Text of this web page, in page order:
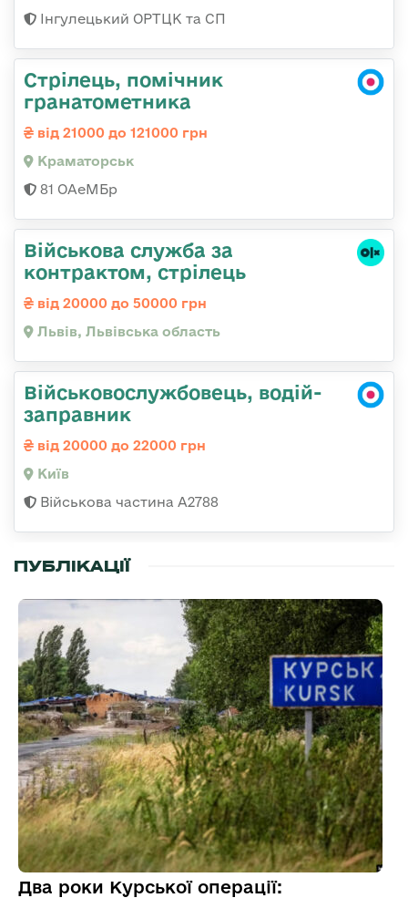
Інгулецький ОРТЦК та СП
Стрілець, помічник
гранатометника
від 21000 до 121000 грн
Краматорськ
81 ОАеМБр
Військова служба за
контрактом, стрілець
від 20000 до 50000 грн
Львів, Львівська область
Військовослужбовець, водій-
заправник
від 20000 до 22000 грн
Київ
Військова частина А2788
ПУБЛІКАЦІЇ
Два роки Курської операції: